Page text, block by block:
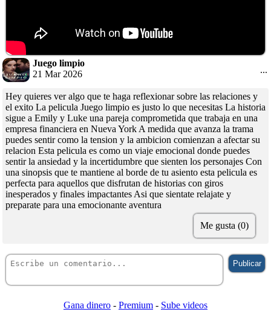
Juego limpio
...
21 Mar 2026
Hey quieres ver algo que te haga reflexionar sobre las relaciones y
el exito La pelicula Juego limpio es justo lo que necesitas La historia
sigue a Emily y Luke una pareja comprometida que trabaja en una
empresa financiera en Nueva York A medida que avanza la trama
puedes sentir como la tension y la ambicion comienzan a afectar su
relacion Esta pelicula es como un viaje emocional donde puedes
sentir la ansiedad y la incertidumbre que sienten los personajes Con
una sinopsis que te mantiene al borde de tu asiento esta pelicula es
perfecta para aquellos que disfrutan de historias con giros
inesperados y finales impactantes Asi que sientate relajate y
preparate para una emocionante aventura
Me gusta (0)
Gana dinero- Premium- Sube videos